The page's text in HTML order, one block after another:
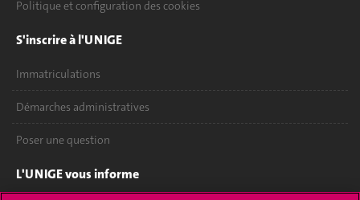
Politique et configuration des cookies
S'inscrire à l'UNIGE
Immatriculations
Démarches administratives
Poser une question
L'UNIGE vous informe